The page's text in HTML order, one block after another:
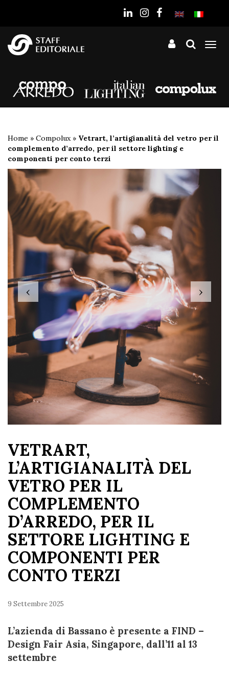
Home » Compolux» Vetrart, l’artigianalità del vetro per il
complemento d’arredo, per il settore lighting e
componenti per conto terzi
‹ ›
VETRART,
L’ARTIGIANALITÀ DEL
VETRO PER IL
COMPLEMENTO
D’ARREDO, PER IL
SETTORE LIGHTING E
COMPONENTI PER
CONTO TERZI
9 Settembre 2025
L’azienda di Bassano è presente a FIND –
Design Fair Asia, Singapore, dall’11 al 13
settembre